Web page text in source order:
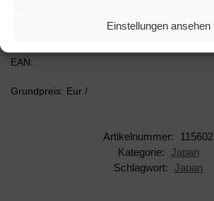
Einstellungen ansehen
EAN:
Grundpreis: Eur /
Artikelnummer:
115602
Kategorie: Japan
Schlagwort: Japan